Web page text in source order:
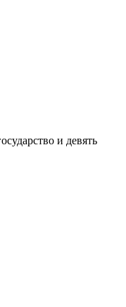
и девять